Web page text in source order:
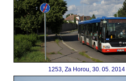
1253, Za Horou, 30. 05. 2014